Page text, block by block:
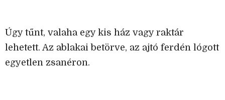
Úgy tűnt, valaha egy kis ház vagy raktár
lehetett. Az ablakai betörve, az ajtó ferdén lógott
egyetlen zsanéron.